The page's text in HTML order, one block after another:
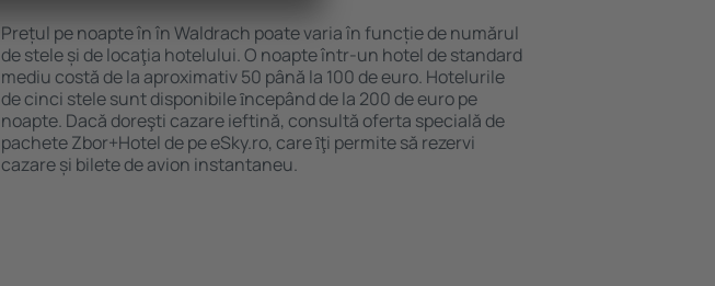
Prețul pe noapte în în Waldrach poate varia în funcție de numărul
de stele și de locaţia hotelului. O noapte într-un hotel de standard
mediu costă de la aproximativ 50 până la 100 de euro. Hotelurile
de cinci stele sunt disponibile ȋncepând de la 200 de euro pe
noapte. Dacă doreşti cazare ieftină, consultă oferta specială de
pachete Zbor+Hotel de pe eSky.ro, care ȋţi permite să rezervi
cazare și bilete de avion instantaneu.